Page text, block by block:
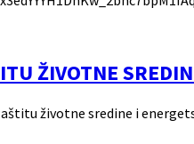
ŽIVOTNE
životne sredine i